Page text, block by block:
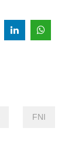
FNI